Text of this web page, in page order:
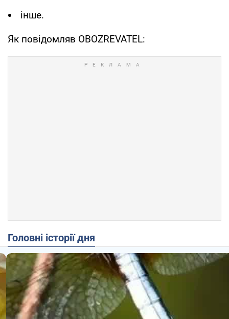
інше.
Як повідомляв OBOZREVATEL:
Головні історії дня